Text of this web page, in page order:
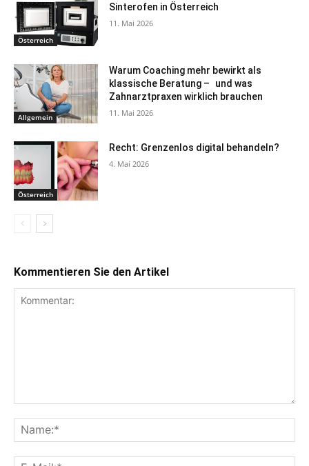
Österreich
Sinterofen in Österreich
11. Mai 2026
Allgemein
Warum Coaching mehr bewirkt als
klassische Beratung – und was
Zahnarztpraxen wirklich brauchen
11. Mai 2026
Österreich
Recht: Grenzenlos digital behandeln?
4. Mai 2026
Kommentieren Sie den Artikel